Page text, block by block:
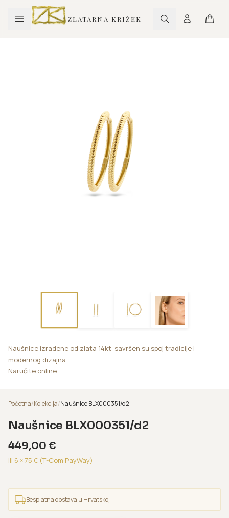
ZLATARNA KRIŽEK
Naušnice izradene od zlata 14kt savršen su spoj tradicije i
modernog dizajna.
Naručite online
Početna/Kolekcija/Naušnice BLX000351/d2
Naušnice BLX000351/d2
449,00 €
ili 6 ×75 € (T-Com PayWay)
Besplatna dostava u Hrvatskoj